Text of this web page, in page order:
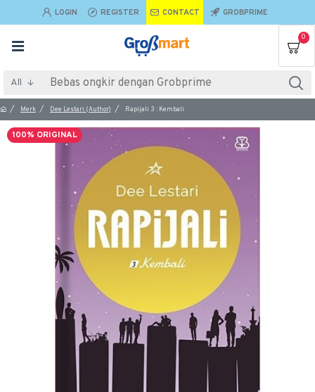
LOGIN REGISTER CONTACT GROBPRIME
0
All
Merk Dee Lestari (Author) Rapijali 3 : Kembali
100% ORIGINAL